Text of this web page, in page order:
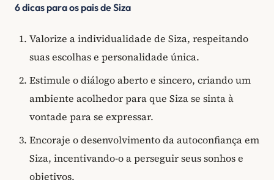
6 dicas para os pais de Siza
Valorize a individualidade de Siza, respeitando
suas escolhas e personalidade única.
Estimule o diálogo aberto e sincero, criando um
ambiente acolhedor para que Siza se sinta à
vontade para se expressar.
Encoraje o desenvolvimento da autoconfiança em
Siza, incentivando-o a perseguir seus sonhos e
objetivos.